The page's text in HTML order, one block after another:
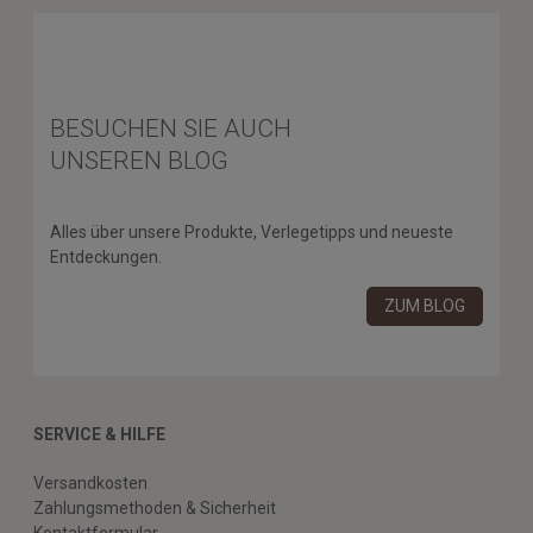
BESUCHEN SIE AUCH
UNSEREN BLOG
Alles über unsere Produkte, Verlegetipps und neueste
Entdeckungen.
ZUM BLOG
SERVICE & HILFE
Versandkosten
Zahlungsmethoden & Sicherheit